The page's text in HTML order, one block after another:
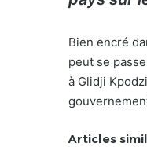
Bien encré
peut se
à Glidji
Articles